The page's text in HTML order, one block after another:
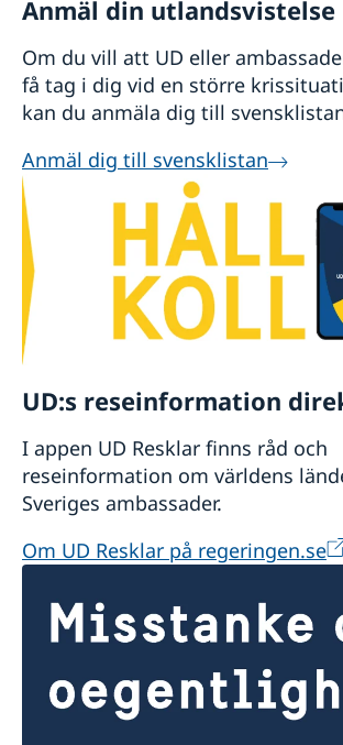
Anmäl din utlandsvistelse
Om du vill att UD eller
få tag i dig vid en större
kan du anmäla dig till
Anmäl dig till svensklistan
UD:s reseinformation
I appen UD Resklar finns råd och
reseinformation om världens
Sveriges ambassader.
Om UD Resklar på regeringen.se